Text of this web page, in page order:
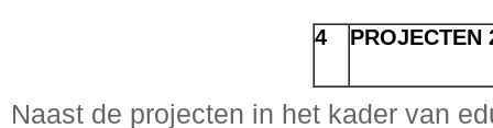
4 PROJECTEN
Naast de projecten in het kader van